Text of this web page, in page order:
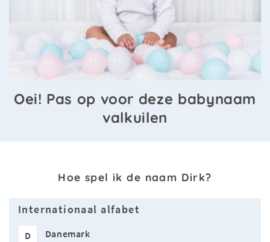
Oei! Pas op voor deze babynaam
valkuilen
Hoe spel ik de naam Dirk?
Internationaal alfabet
D Danemark